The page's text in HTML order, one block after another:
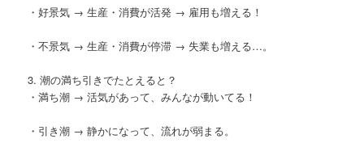
・好景気 → 生産・消費が活発 → 雇用も増える！
・不景気 → 生産・消費が停滞 → 失業も増える…。
3. 潮の満ち引きでたとえると？
・満ち潮 → 活気があって、みんなが動いてる！
・引き潮 → 静かになって、流れが弱まる。